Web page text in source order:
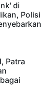
di
Polisi
Patra